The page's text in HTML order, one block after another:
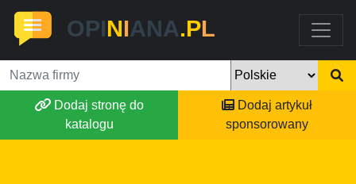
OPINIANA.PL
Dodaj stronę do
katalogu
Dodaj artykuł
sponsorowany